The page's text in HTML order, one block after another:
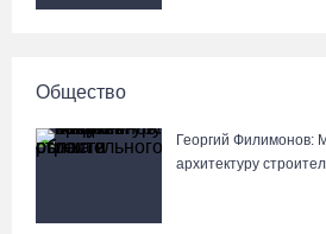
наркотиков
зарядкой и марафоном
Общество
Георгий Филимонов:
архитектуру